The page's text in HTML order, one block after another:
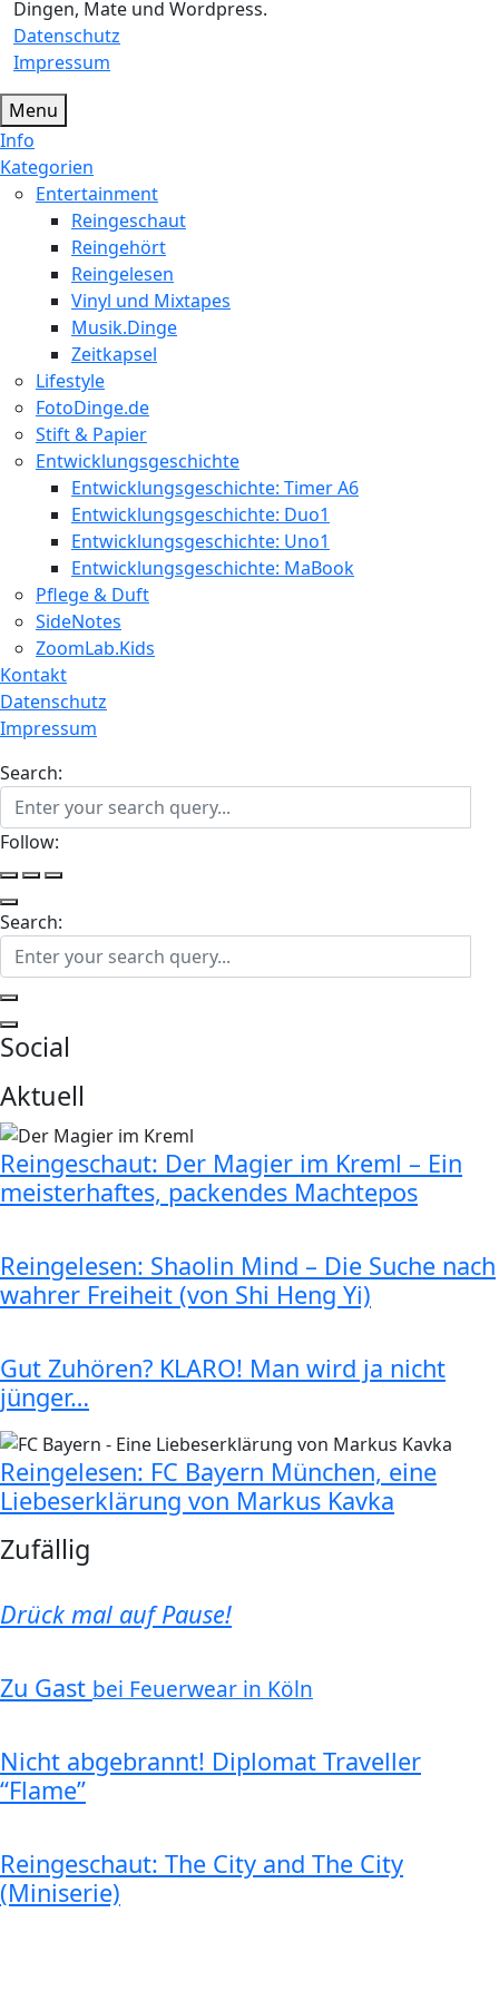
Dingen, Mate und Wordpress.
Datenschutz
Impressum
Menu
Info
Kategorien
Entertainment
Reingeschaut
Reingehört
Reingelesen
Vinyl und Mixtapes
Musik.Dinge
Zeitkapsel
Lifestyle
FotoDinge.de
Stift & Papier
Entwicklungsgeschichte
Entwicklungsgeschichte: Timer A6
Entwicklungsgeschichte: Duo1
Entwicklungsgeschichte: Uno1
Entwicklungsgeschichte: MaBook
Pflege & Duft
SideNotes
ZoomLab.Kids
Kontakt
Datenschutz
Impressum
Search:
Follow:
Search:
Social
Aktuell
Reingeschaut: Der Magier im Kreml – Ein
meisterhaftes, packendes Machtepos
Reingelesen: Shaolin Mind – Die Suche nach
wahrer Freiheit (von Shi Heng Yi)
Gut Zuhören? KLARO! Man wird ja nicht
jünger…
Reingelesen: FC Bayern München, eine
Liebeserklärung von Markus Kavka
Zufällig
Drück mal auf Pause!
Zu Gast bei Feuerwear in Köln
Nicht abgebrannt! Diplomat Traveller
“Flame”
Reingeschaut: The City and The City
(Miniserie)